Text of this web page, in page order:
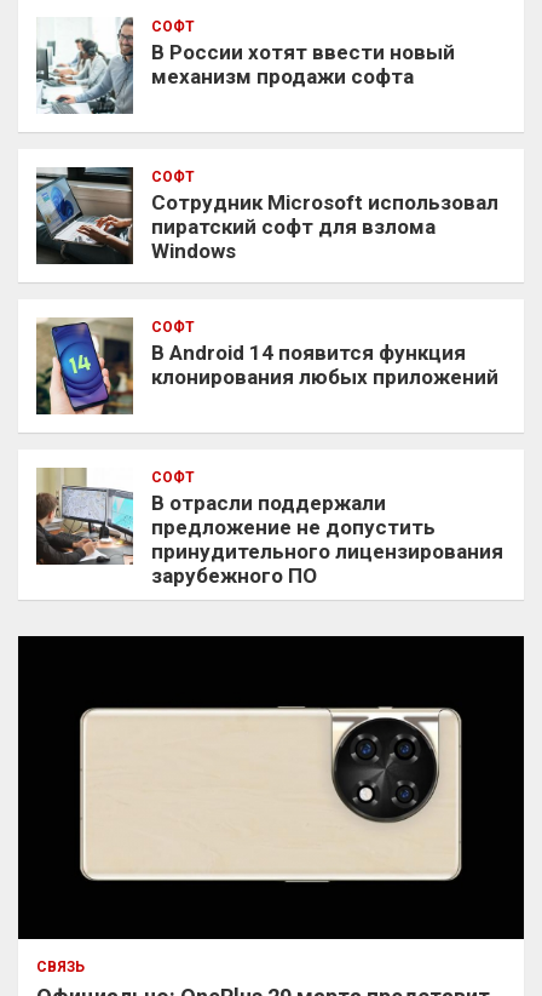
СОФТ
В России хотят ввести новый
механизм продажи софта
СОФТ
Сотрудник Microsoft использовал
пиратский софт для взлома
Windows
СОФТ
В Android 14 появится функция
клонирования любых приложений
СОФТ
В отрасли поддержали
предложение не допустить
принудительного лицензирования
зарубежного ПО
СВЯЗЬ